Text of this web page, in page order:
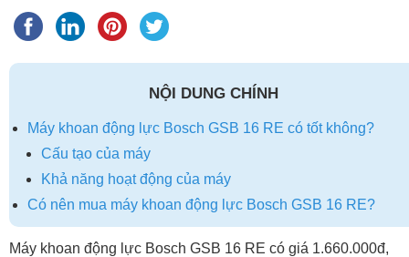
NỘI DUNG CHÍNH
Máy khoan động lực Bosch GSB 16 RE có tốt không?
Cấu tạo của máy
Khả năng hoạt động của máy
Có nên mua máy khoan động lực Bosch GSB 16 RE?
Máy khoan động lực Bosch GSB 16 RE có giá 1.660.000đ,